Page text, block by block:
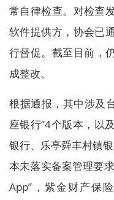
常自律检查。对检查
软件提供方，协会已
行督促。截至目前，
成整改。
根据通报，其中涉及
座银行”4个版本，以
银行、乐亭舜丰村镇
本未落实备案管理要
App”，紫金财产保